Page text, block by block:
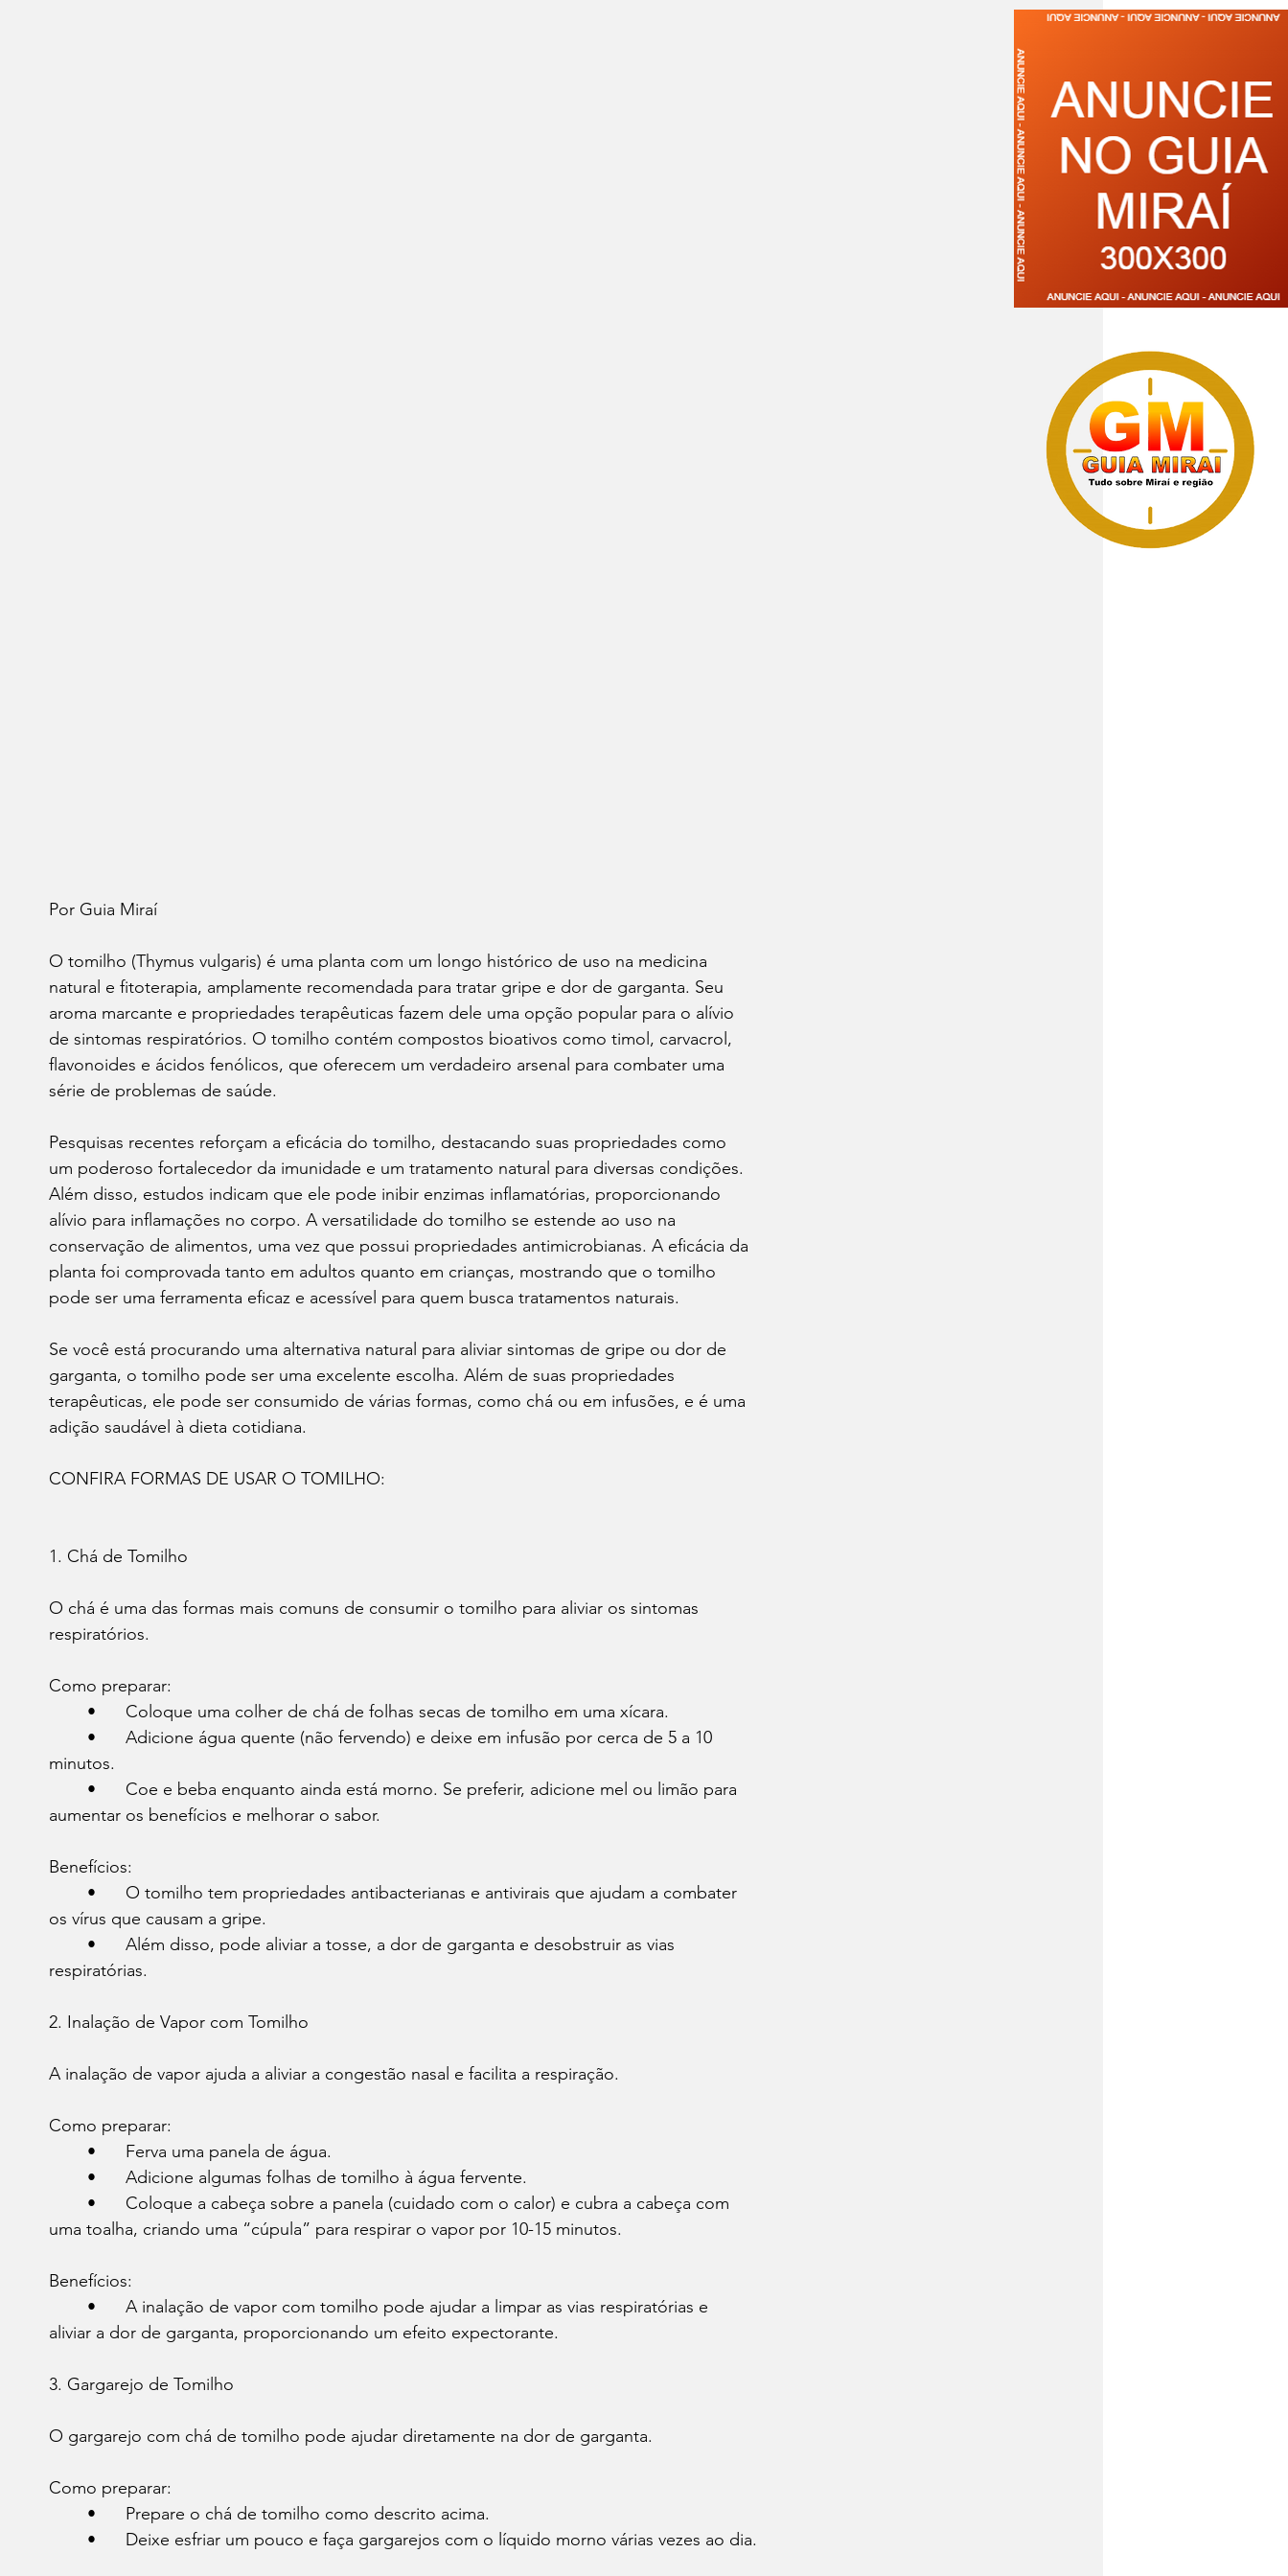
Por Guia Miraí
O tomilho (Thymus vulgaris) é uma planta com um longo histórico de uso na medicina
natural e fitoterapia, amplamente recomendada para tratar gripe e dor de garganta. Seu
aroma marcante e propriedades terapêuticas fazem dele uma opção popular para o alívio
de sintomas respiratórios. O tomilho contém compostos bioativos como timol, carvacrol,
flavonoides e ácidos fenólicos, que oferecem um verdadeiro arsenal para combater uma
série de problemas de saúde.
Pesquisas recentes reforçam a eficácia do tomilho, destacando suas propriedades como
um poderoso fortalecedor da imunidade e um tratamento natural para diversas condições.
Além disso, estudos indicam que ele pode inibir enzimas inflamatórias, proporcionando
alívio para inflamações no corpo. A versatilidade do tomilho se estende ao uso na
conservação de alimentos, uma vez que possui propriedades antimicrobianas. A eficácia da
planta foi comprovada tanto em adultos quanto em crianças, mostrando que o tomilho
pode ser uma ferramenta eficaz e acessível para quem busca tratamentos naturais.
Se você está procurando uma alternativa natural para aliviar sintomas de gripe ou dor de
garganta, o tomilho pode ser uma excelente escolha. Além de suas propriedades
terapêuticas, ele pode ser consumido de várias formas, como chá ou em infusões, e é uma
adição saudável à dieta cotidiana.
CONFIRA FORMAS DE USAR O TOMILHO:
1. Chá de Tomilho
O chá é uma das formas mais comuns de consumir o tomilho para aliviar os sintomas
respiratórios.
Como preparar:
	•	Coloque uma colher de chá de folhas secas de tomilho em uma xícara.
minutos.
aumentar os benefícios e melhorar o sabor.
Benefícios:
os vírus que causam a gripe.
respiratórias.
2. Inalação de Vapor com Tomilho
A inalação de vapor ajuda a aliviar a congestão nasal e facilita a respiração.
Como preparar:
	•	Ferva uma panela de água.
	•	Adicione algumas folhas de tomilho à água fervente.
uma toalha, criando uma “cúpula” para respirar o vapor por 10-15 minutos.
Benefícios:
aliviar a dor de garganta, proporcionando um efeito expectorante.
3. Gargarejo de Tomilho
O gargarejo com chá de tomilho pode ajudar diretamente na dor de garganta.
Como preparar:
	•	Prepare o chá de tomilho como descrito acima.
	•	Deixe esfriar um pouco e faça gargarejos com o líquido morno várias vezes ao dia.